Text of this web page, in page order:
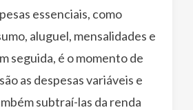
essenciais, como
aluguel, mensalidades e
seguida, é o momento de
as despesas variáveis e
subtraí-las da renda